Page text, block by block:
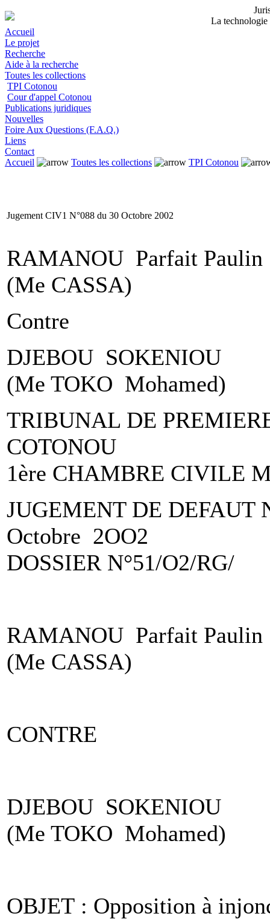
La technologie
Accueil
Le projet
Recherche
Aide à la recherche
Toutes les collections
TPI Cotonou
Cour d'appel Cotonou
Publications juridiques
Nouvelles
Foire Aux Questions (F.A.Q.)
Liens
Contact
Accueil
Toutes les collections TPI Cotonou
Jugement CIV1 N°088 du 30 Octobre 2002
RAMANOU Parfait Paulin
(Me CASSA)
Contre
DJEBOU SOKENIOU
(Me TOKO Mohamed)
TRIBUNAL DE
COTONOU
1ère CHAMBRE CIVILE
JUGEMENT DE DEFAUT
Octobre 2OO2
DOSSIER N°51/O2/RG/
RAMANOU Parfait Paulin
(Me CASSA)
CONTRE
DJEBOU SOKENIOU
(Me TOKO Mohamed)
OBJET : Opposition à